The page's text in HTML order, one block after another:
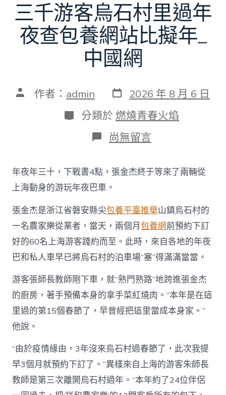
三千游客烏石村里過年
夜查包養網站比擬年_
中國網
文 作者： admin 發
表
日
期
2026 年 8 月 6 日
分
類
分類於 燃燒青春火焰
在
〈三
游
客
烏
村
里
過
年
夜
查
養
網
站
比
擬
中
國
網〉
中
尚無留言
年夜年三十，下戰書4點，張金杰終于等來了兩輛從
上海動身的游玩年夜巴車。
張金杰是浙江省磐安縣尖包養平臺推舉山鎮烏石村的
一名農家樂從業者，當天，兩個月包養網前預約下訂
好的60名上海游客踐約而至。此時，來自各地的年夜
巴和私人車早已將烏石村的泊車場“塞”得滿滿當當。
游客張師長教師剛下車，就“熟門熟路”地跨進張金杰
的廚房，著手預備本身的拿手菜紅燒肉。“本年是在這
里過的第15個春節了，早曾經把這里當成本身家。”
他說。
“由於疫情緣由，3年沒來烏石村過春節了，此次我提
早3個月就預約下訂了。”異樣來自上海的游客朱師長
教師是第三次離開烏石村過年。“本年約了24位伴侶